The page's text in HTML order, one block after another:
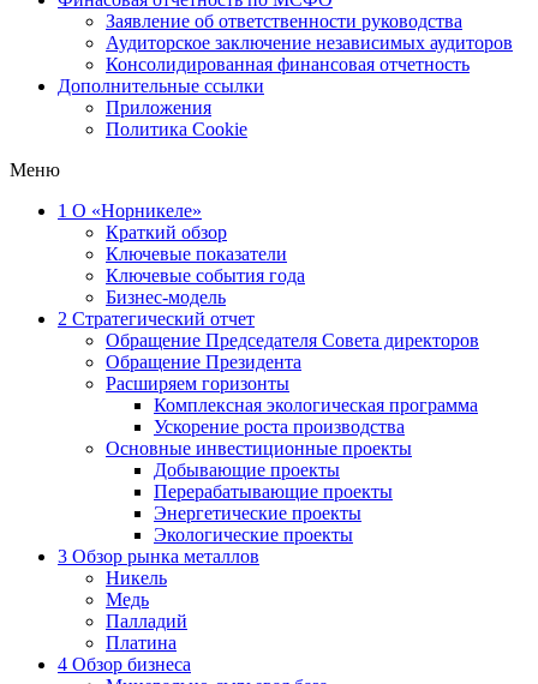
Заявление об ответственности руководства
Аудиторское заключение независимых аудиторов
Консолидированная финансовая отчетность
Дополнительные ссылки
Приложения
Политика Cookie
Меню
1 О «Норникеле»
Краткий обзор
Ключевые показатели
Ключевые события года
Бизнес-модель
2 Стратегический отчет
Обращение Председателя Совета директоров
Обращение Президента
Расширяем горизонты
Комплексная экологическая программа
Ускорение роста производства
Основные инвестиционные проекты
Добывающие проекты
Перерабатывающие проекты
Энергетические проекты
Экологические проекты
3 Обзор рынка металлов
Никель
Медь
Палладий
Платина
4 Обзор бизнеса